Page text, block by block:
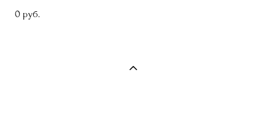
0 pуб.